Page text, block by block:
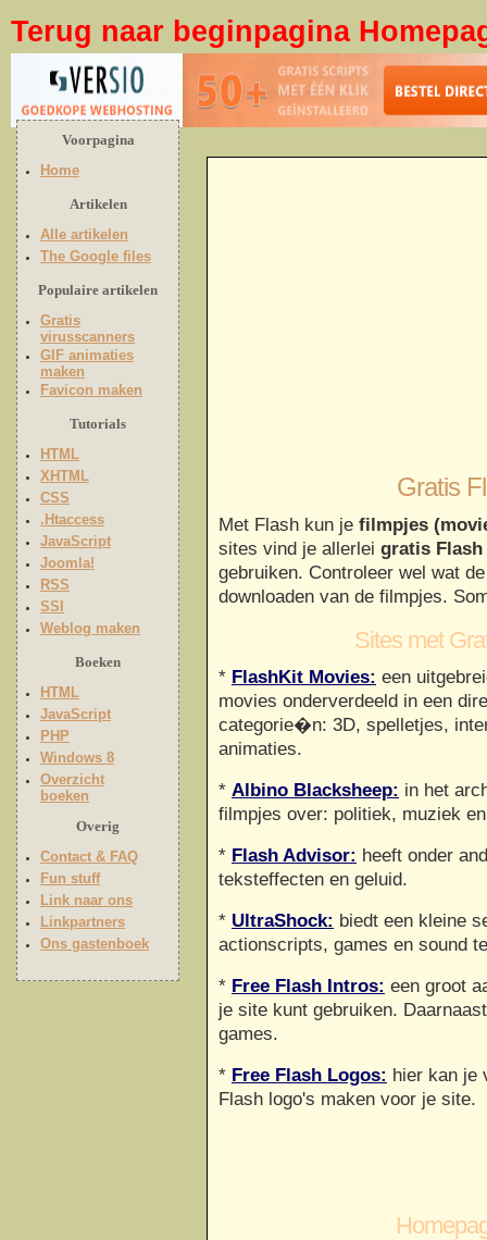
Terug naar beginpagina
Gratis
Met Flash kun je filmpjes
sites vind je allerlei gratis
gebruiken. Controleer wel wat
downloaden van de filmpjes.
Sites met
* FlashKit Movies: een
movies onderverdeeld in een
categorie�n: 3D, spelletjes,
animaties.
* Albino Blacksheep: in het
filmpjes over: politiek, muziek
* Flash Advisor: heeft onder
teksteffecten en geluid.
* UltraShock: biedt een kleine
actionscripts, games en sound
* Free Flash Intros: een groot
je site kunt gebruiken.
games.
* Free Flash Logos: hier kan je
Flash logo's maken voor je site.
Voorpagina
Home
Artikelen
Alle artikelen
The Google files
Populaire artikelen
Gratis
virusscanners
GIF animaties
maken
Favicon maken
Tutorials
HTML
XHTML
CSS
.Htaccess
JavaScript
Joomla!
RSS
SSI
Weblog maken
Boeken
HTML
JavaScript
PHP
Windows 8
Overzicht
boeken
Overig
Contact & FAQ
Fun stuff
Link naar ons
Linkpartners
Ons gastenboek